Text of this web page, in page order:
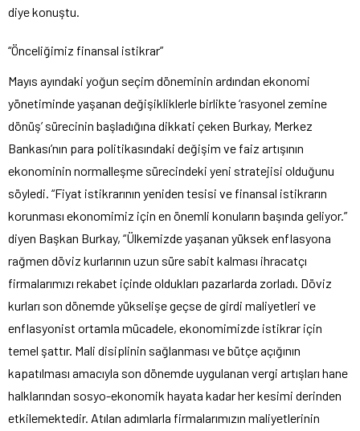
diye konuştu.
“Önceliğimiz finansal istikrar”
Mayıs ayındaki yoğun seçim döneminin ardından ekonomi
yönetiminde yaşanan değişikliklerle birlikte ‘rasyonel zemine
dönüş’ sürecinin başladığına dikkati çeken Burkay, Merkez
Bankası’nın para politikasındaki değişim ve faiz artışının
ekonominin normalleşme sürecindeki yeni stratejisi olduğunu
söyledi. “Fiyat istikrarının yeniden tesisi ve finansal istikrarın
korunması ekonomimiz için en önemli konuların başında geliyor.”
diyen Başkan Burkay, “Ülkemizde yaşanan yüksek enflasyona
rağmen döviz kurlarının uzun süre sabit kalması ihracatçı
firmalarımızı rekabet içinde oldukları pazarlarda zorladı. Döviz
kurları son dönemde yükselişe geçse de girdi maliyetleri ve
enflasyonist ortamla mücadele, ekonomimizde istikrar için
temel şattır. Mali disiplinin sağlanması ve bütçe açığının
kapatılması amacıyla son dönemde uygulanan vergi artışları hane
halklarından sosyo-ekonomik hayata kadar her kesimi derinden
etkilemektedir. Atılan adımlarla firmalarımızın maliyetlerinin